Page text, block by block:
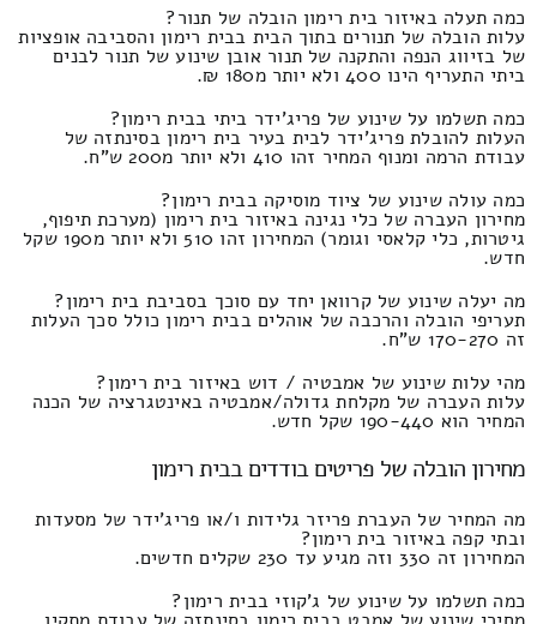
כמה תעלה באיזור בית רימון הובלה של תנור?
עלות הובלה של תנורים בתוך הבית בבית רימון והסביבה אופציות
של בזיווג הנפה והתקנה של תנור אובן שינוע של תנור לבנים
ביתי התעריף הינו 400 ולא יותר מ180 ₪.
כמה תשלמו על שינוע של פריג'ידר ביתי בבית רימון?
העלות להובלת פריג'ידר לבית בעיר בית רימון בסינתזה של
עבודת הרמה ומנוף המחיר זהו 410 ולא יותר מ200 ש"ח.
כמה עולה שינוע של ציוד מוסיקה בבית רימון?
מחירון העברה של כלי נגינה באיזור בית רימון (מערכת תיפוף,
גיטרות, כלי קלאסי וגומר) המחירון זהו 510 ולא יותר מ190 שקל
חדש.
מה יעלה שינוע של קרוואן יחד עם סוכך בסביבת בית רימון?
תעריפי הובלה והרכבה של אוהלים בבית רימון כולל סכך העלות
זה 170-270 ש"ח.
מהי עלות שינוע של אמבטיה / דוש באיזור בית רימון?
עלות העברה של מקלחת גדולה/אמבטיה באינטגרציה של הכנה
המחיר הוא 190-440 שקל חדש.
מחירון הובלה של פריטים בודדים בבית רימון
מה המחיר של העברת פריזר גלידות ו/או פריג'ידר של מסעדות
ובתי קפה באיזור בית רימון?
המחירון זה 330 וזה מגיע עד 230 שקלים חדשים.
כמה תשלמו על שינוע של ג'קוזי בבית רימון?